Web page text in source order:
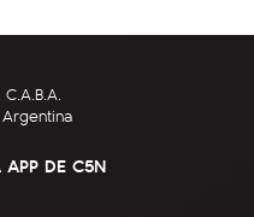
APP DE C5N